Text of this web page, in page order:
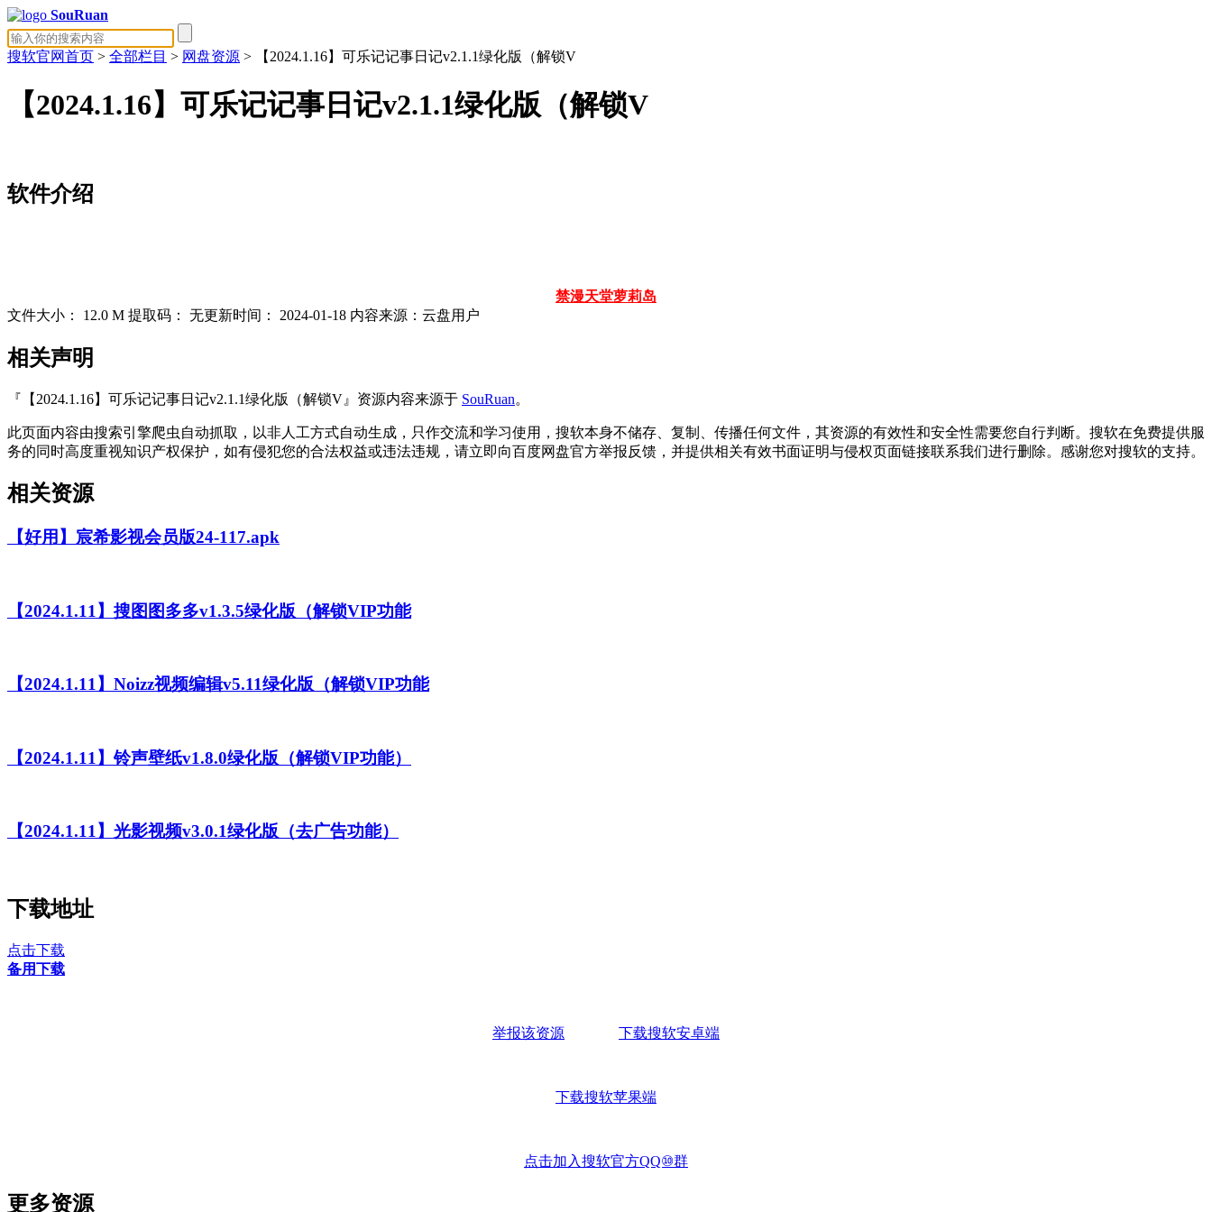
SouRuan
搜软官网首页 > 全部栏目 > 网盘资源 > 【2024.1.16】可乐记记事日记v2.1.1绿化版（解锁V
【2024.1.16】可乐记记事日记v2.1.1绿化版（解锁V
软件介绍
禁漫天堂萝莉岛
文件大小：
12.0 M 提取码： 无更新时间： 2024-01-18 内容来源：云盘用户
相关声明
『【2024.1.16】可乐记记事日记v2.1.1绿化版（解锁V』资源内容来源于 SouRuan。
此页面内容由搜索引擎爬虫自动抓取，以非人工方式自动生成，只作交流和学习使用，搜软本身不储存、复制、传播任何文件，其资源的有效性和安全性需要您自行判断。搜软在免费提供服
务的同时高度重视知识产权保护，如有侵犯您的合法权益或违法违规，请立即向百度网盘官方举报反馈，并提供相关有效书面证明与侵权页面链接联系我们进行删除。感谢您对搜软的支持。
相关资源
【好用】宸希影视会员版24-117.apk
【2024.1.11】搜图图多多v1.3.5绿化版（解锁VIP功能
【2024.1.11】Noizz视频编辑v5.11绿化版（解锁VIP功能
【2024.1.11】铃声壁纸v1.8.0绿化版（解锁VIP功能）
【2024.1.11】光影视频v3.0.1绿化版（去广告功能）
下载地址
点击下载
备用下载
举报该资源 下载搜软安卓端
下载搜软苹果端
点击加入搜软官方QQ⑩群
更多资源